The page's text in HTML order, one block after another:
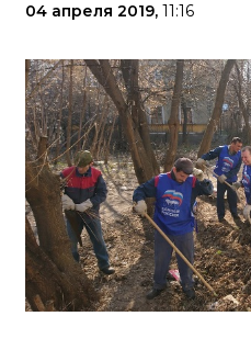
04 апреля 2019, 11:16